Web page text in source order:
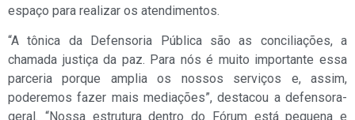
espaço para realizar os atendimentos.
“A tônica da Defensoria Pública são as conciliações, a
chamada justiça da paz. Para nós é muito importante essa
parceria porque amplia os nossos serviços e, assim,
poderemos fazer mais mediações”, destacou a defensora-
geral. “Nossa estrutura dentro do Fórum está pequena e